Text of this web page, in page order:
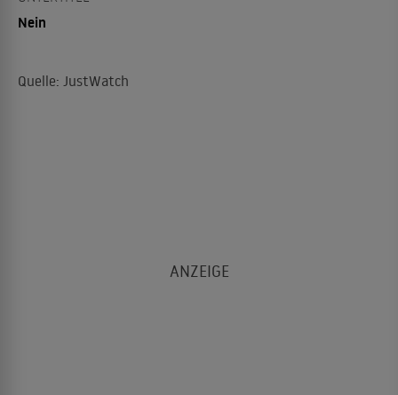
Nein
Quelle: JustWatch